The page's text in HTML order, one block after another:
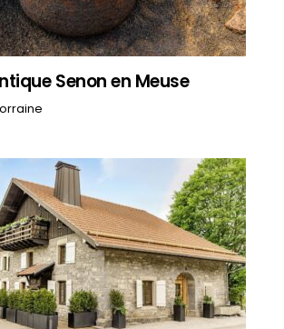
Senon en Meuse